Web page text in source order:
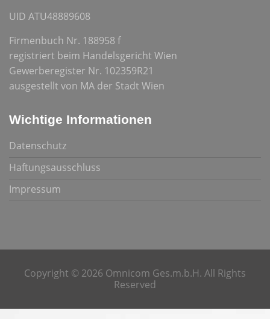
UID ATU48889608
Firmenbuch Nr. 188958 f
registriert beim Handelsgericht Wien
Gewerberegister Nr. 102359R21
ausgestellt von MA der Stadt Wien
Wichtige Informationen
Datenschutz
Haftungsausschluss
Impressum
Copyright © 2026 Omnicom Ges.m.b.H. All Rights
Reserved